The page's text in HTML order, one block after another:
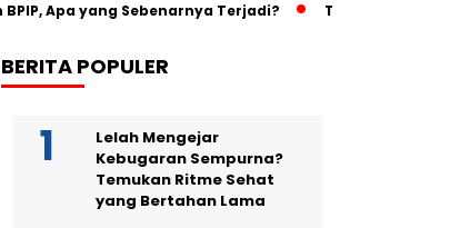
yang Sebenarnya Terjadi? Teka-Teki Kematian
BERITA POPULER
Lelah Mengejar
Kebugaran Sempurna?
Temukan Ritme Sehat
yang Bertahan Lama